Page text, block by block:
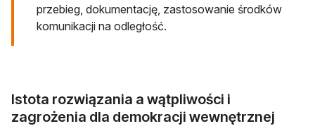
przebieg, dokumentację, zastosowanie środków
komunikacji na odległość.
Istota rozwiązania a wątpliwości i
zagrożenia dla demokracji wewnętrznej